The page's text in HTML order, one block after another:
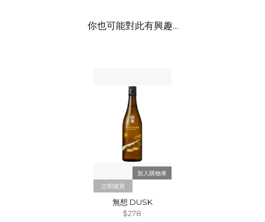
你也可能對此有興趣...
立即購買
無想 DUSK
$278